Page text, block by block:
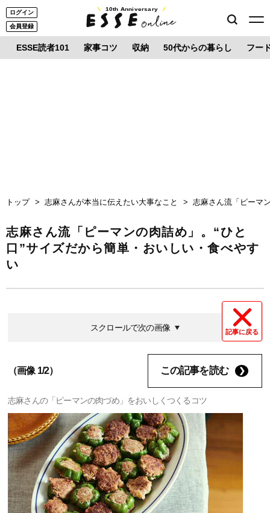
ログイン
会員登録
10th Anniversary
ESSE読者101 家事コツ 収納 50代からの暮らし フー
トップ 志麻さんが本当に伝えたい大事なこと 志麻さん流「ピーマ
志麻さん流「ピーマンの肉詰め」。“ひと
口”サイズだから簡単・おいしい・食べやす
い
記事に戻る
スクロールで次の画像
（画像 1/2） この記事を読む
志麻さんの「ピーマンの肉づめ」をおいしくつくるコツ